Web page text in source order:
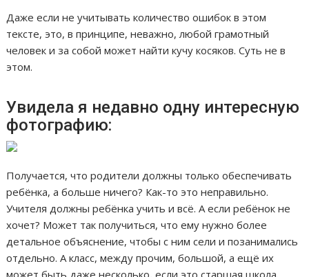
Даже если не учитывать количество ошибок в этом
тексте, это, в принципе, неважно, любой грамотный
человек и за собой может найти кучу косяков. Суть не в
этом.
Увидела я недавно одну интересную
фотографию:
Получается, что родители должны только обеспечивать
ребёнка, а больше ничего? Как-то это неправильно.
Учителя должны ребёнка учить и всё. А если ребёнок не
хочет? Может так получиться, что ему нужно более
детальное объяснение, чтобы с ним сели и позанимались
отдельно. А класс, между прочим, большой, а ещё их
может быть даже несколько, если это старшая школа.